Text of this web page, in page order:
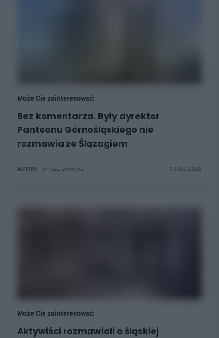
Może Cię zainteresować:
Bez komentarza. Były dyrektor
Panteonu Górnośląskiego nie
rozmawia ze Ślązagiem
AUTOR: Tomasz Borówka 13/03/2026
Może Cię zainteresować:
Aktywiści rozmawiali o śląskiej